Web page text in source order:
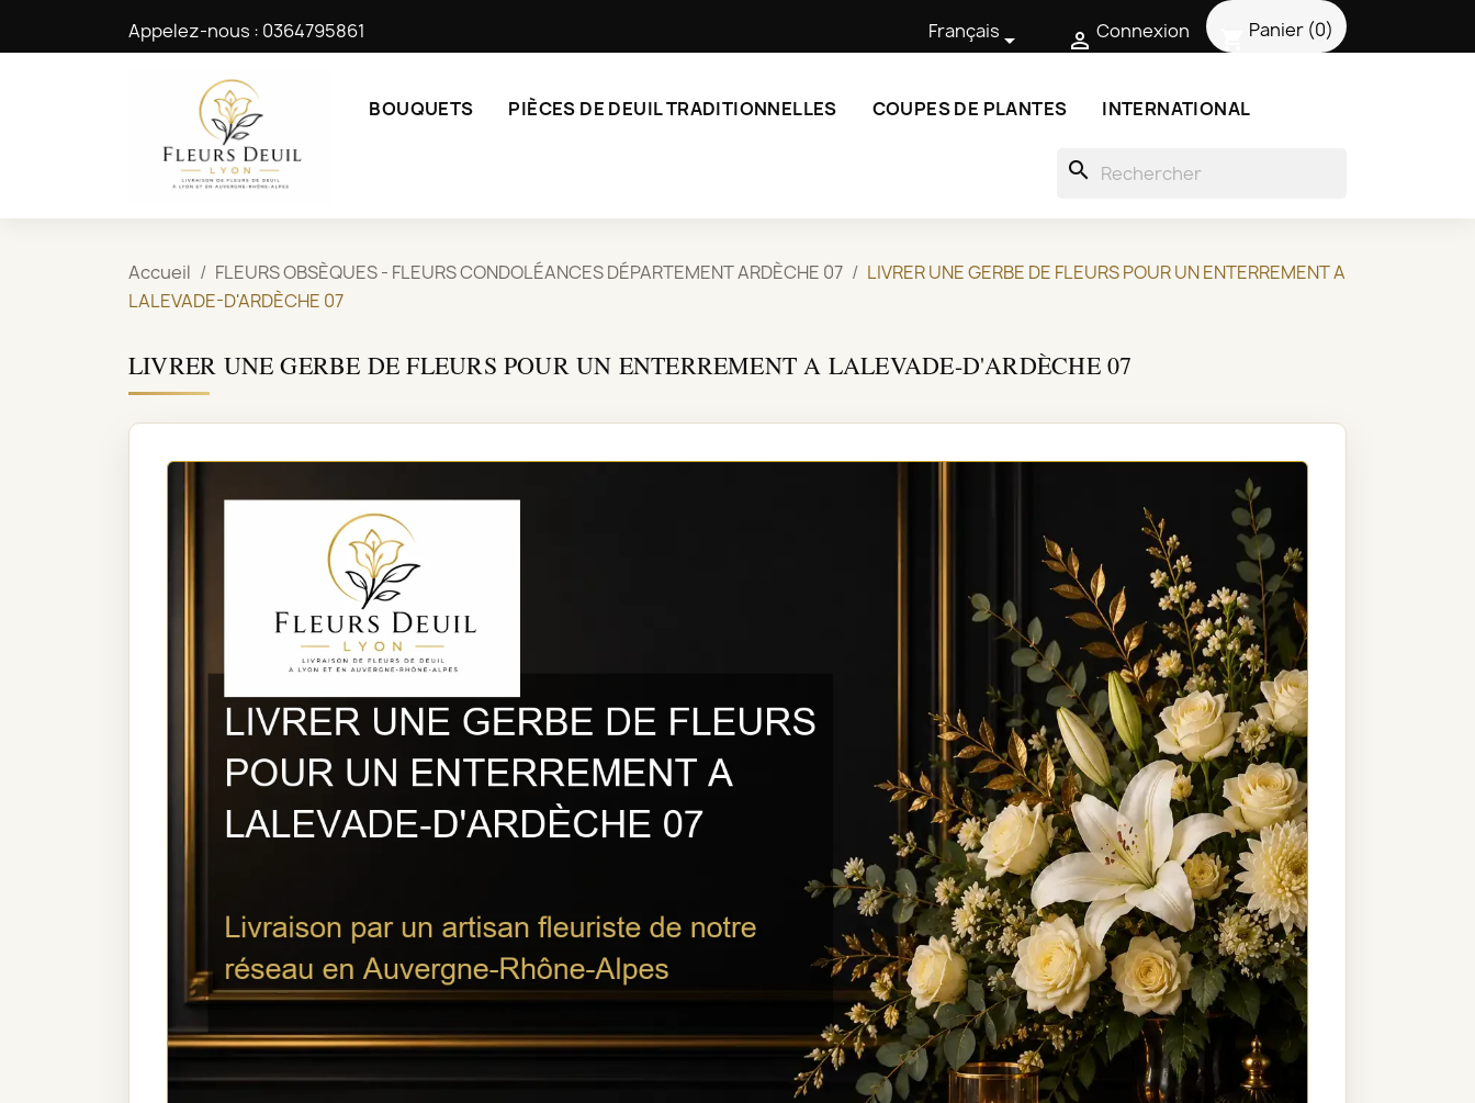
Appelez-nous : 0364795861 Français  Connexion Panier (0)
BOUQUETS PIÈCES DE DEUIL TRADITIONNELLES COUPES DE PLANTES INTERNATIONAL
search
Accueil FLEURS OBSÈQUES - FLEURS CONDOLÉANCES DÉPARTEMENT ARDÈCHE 07
LIVRER UNE GERBE DE FLEURS POUR UN ENTERREMENT A
LALEVADE-D'ARDÈCHE 07
LIVRER UNE GERBE DE FLEURS POUR UN ENTERREMENT A LALEVADE-D'ARDÈCHE 07